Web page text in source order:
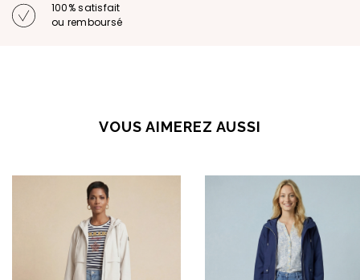
100% satisfait
ou remboursé
VOUS AIMEREZ AUSSI